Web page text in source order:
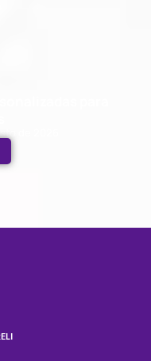
para
de 2026